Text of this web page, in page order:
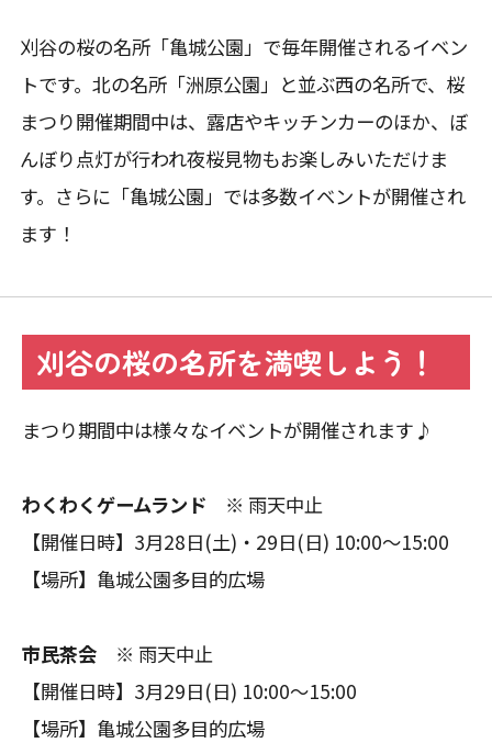
刈谷の桜の名所「亀城公園」で毎年開催されるイベン
トです。北の名所「洲原公園」と並ぶ西の名所で、桜
まつり開催期間中は、露店やキッチンカーのほか、ぼ
んぼり点灯が行われ夜桜見物もお楽しみいただけま
す。さらに「亀城公園」では多数イベントが開催され
ます！
刈谷の桜の名所を満喫しよう！
まつり期間中は様々なイベントが開催されます♪
わくわくゲームランド ※ 雨天中止
【開催日時】3月28日(土)・29日(日) 10:00～15:00
【場所】亀城公園多目的広場
市民茶会 ※ 雨天中止
【開催日時】3月29日(日) 10:00～15:00
【場所】亀城公園多目的広場